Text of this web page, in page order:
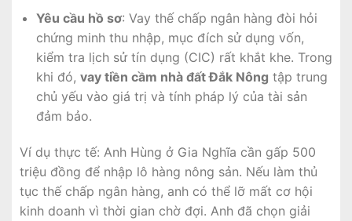
Yêu cầu hồ sơ: Vay thế chấp ngân hàng đòi hỏi
chứng minh thu nhập, mục đích sử dụng vốn,
kiểm tra lịch sử tín dụng (CIC) rất khắt khe. Trong
khi đó, vay tiền cầm nhà đất Đắk Nông tập trung
chủ yếu vào giá trị và tính pháp lý của tài sản
đảm bảo.
Ví dụ thực tế: Anh Hùng ở Gia Nghĩa cần gấp 500
triệu đồng để nhập lô hàng nông sản. Nếu làm thủ
tục thế chấp ngân hàng, anh có thể lỡ mất cơ hội
kinh doanh vì thời gian chờ đợi. Anh đã chọn giải